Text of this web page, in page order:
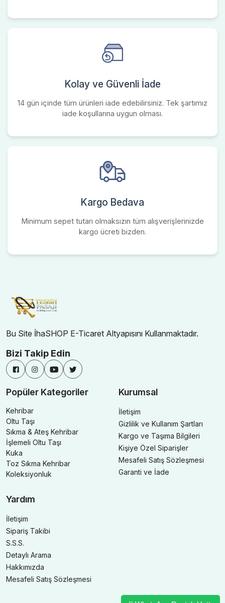
Kolay ve Güvenli İade
14 gün içinde tüm ürünleri iade edebilirsiniz. Tek şartımız
iade koşullarına uygun olması.
Kargo Bedava
Minimum sepet tutarı olmaksızın tüm alışverişlerinizde
kargo ücreti bizden.
Bu Site İhaSHOP E-Ticaret Altyapısını Kullanmaktadır.
Bizi Takip Edin
Popüler Kategoriler
Kehribar
Oltu Taşı
Sıkma & Ateş Kehribar
İşlemeli Oltu Taşı
Kuka
Toz Sıkma Kehribar
Koleksiyonluk
Kurumsal
İletişim
Gizlilik ve Kullanım Şartları
Kargo ve Taşıma Bilgileri
Kişiye Özel Siparişler
Mesafeli Satış Sözleşmesi
Garanti ve İade
Yardım
İletişim
Sipariş Takibi
S.S.S.
Detaylı Arama
Hakkımızda
Mesafeli Satış Sözleşmesi